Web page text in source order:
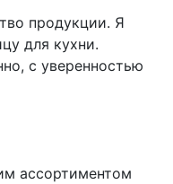
продукции. Я
для кухни.
с уверенностью
ассортиментом